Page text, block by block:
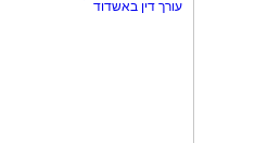
עורך דין באשדוד